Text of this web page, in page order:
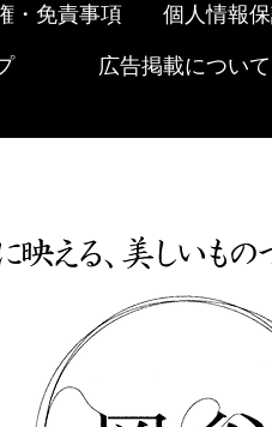
・免責事項 個人情報
広告掲載について